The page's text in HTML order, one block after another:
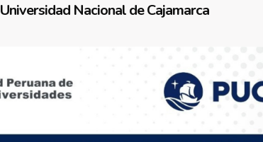
Universidad Nacional de Cajamarca